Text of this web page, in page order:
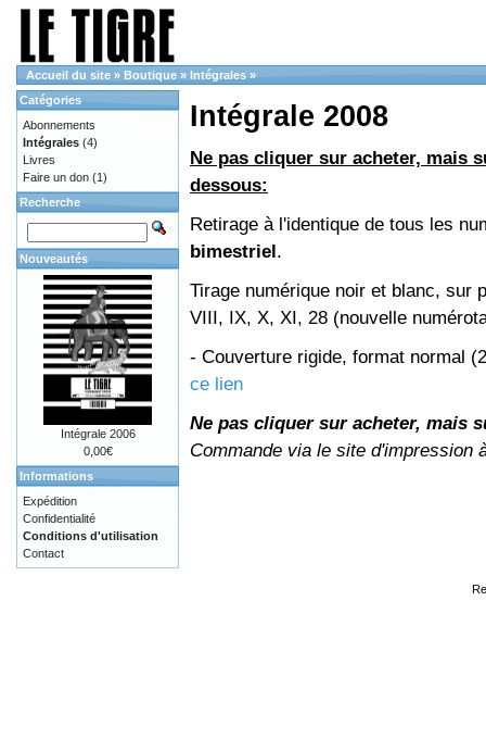
Accueil du site » Boutique » Intégrales »
Intégrale 2008
Ne pas cliquer sur acheter, mais
dessous:
Retirage à l'identique de tous les
bimestriel.
Tirage numérique noir et blanc, sur
VIII, IX, X, XI, 28 (nouvelle
- Couverture rigide, format normal
ce lien
Ne pas cliquer sur acheter, mais
Commande via le site d'impression
Catégories
Abonnements
Intégrales (4)
Livres
Faire un don (1)
Recherche
Nouveautés
Intégrale 2006
0,00€
Informations
Expédition
Confidentialité
Conditions d'utilisation
Contact